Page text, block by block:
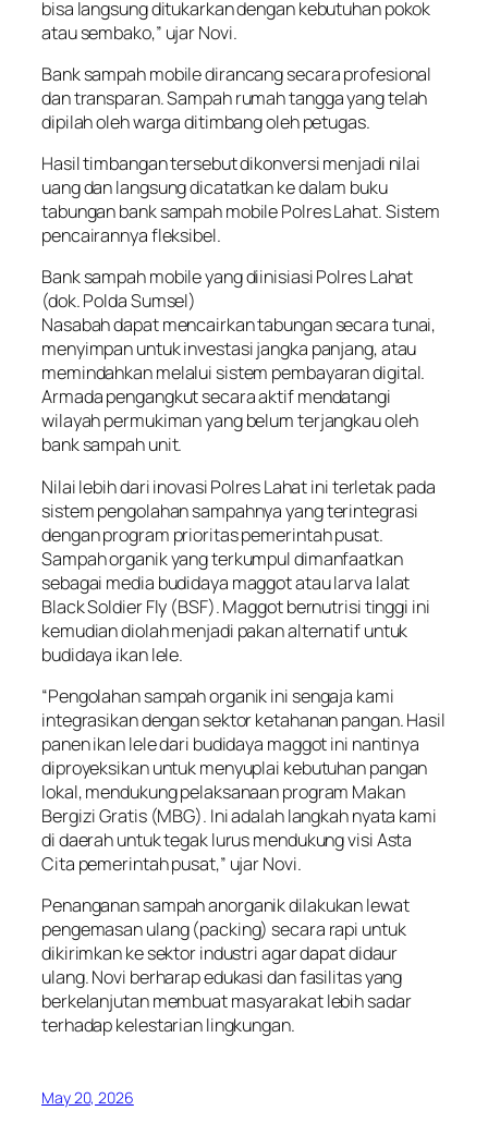
bisa langsung ditukarkan dengan kebutuhan pokok
atau sembako,” ujar Novi.
Bank sampah mobile dirancang secara profesional
dan transparan. Sampah rumah tangga yang telah
dipilah oleh warga ditimbang oleh petugas.
Hasil timbangan tersebut dikonversi menjadi nilai
uang dan langsung dicatatkan ke dalam buku
tabungan bank sampah mobile Polres Lahat. Sistem
pencairannya fleksibel.
Bank sampah mobile yang diinisiasi Polres Lahat
(dok. Polda Sumsel)
Nasabah dapat mencairkan tabungan secara tunai,
menyimpan untuk investasi jangka panjang, atau
memindahkan melalui sistem pembayaran digital.
Armada pengangkut secara aktif mendatangi
wilayah permukiman yang belum terjangkau oleh
bank sampah unit.
Nilai lebih dari inovasi Polres Lahat ini terletak pada
sistem pengolahan sampahnya yang terintegrasi
dengan program prioritas pemerintah pusat.
Sampah organik yang terkumpul dimanfaatkan
sebagai media budidaya maggot atau larva lalat
Black Soldier Fly (BSF). Maggot bernutrisi tinggi ini
kemudian diolah menjadi pakan alternatif untuk
budidaya ikan lele.
“Pengolahan sampah organik ini sengaja kami
integrasikan dengan sektor ketahanan pangan. Hasil
panen ikan lele dari budidaya maggot ini nantinya
diproyeksikan untuk menyuplai kebutuhan pangan
lokal, mendukung pelaksanaan program Makan
Bergizi Gratis (MBG). Ini adalah langkah nyata kami
di daerah untuk tegak lurus mendukung visi Asta
Cita pemerintah pusat,” ujar Novi.
Penanganan sampah anorganik dilakukan lewat
pengemasan ulang (packing) secara rapi untuk
dikirimkan ke sektor industri agar dapat didaur
ulang. Novi berharap edukasi dan fasilitas yang
berkelanjutan membuat masyarakat lebih sadar
terhadap kelestarian lingkungan.
May 20, 2026